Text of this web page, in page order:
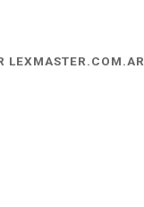
LEXMASTER.COM.AR